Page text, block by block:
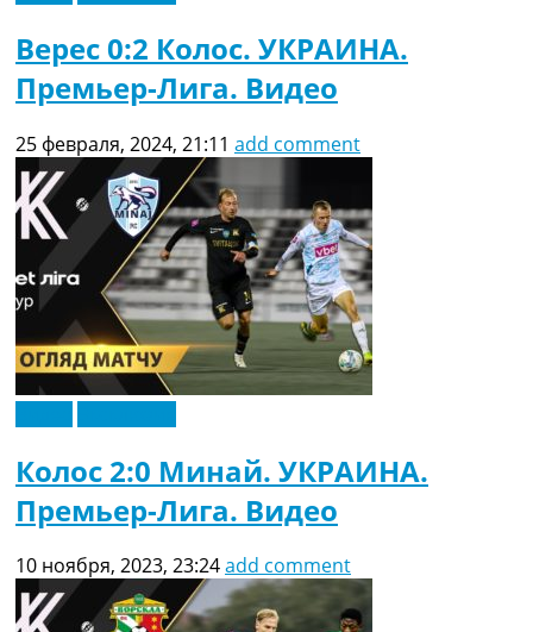
Верес 0:2 Колос. УКРАИНА.
Премьер-Лига. Видео
25 февраля, 2024, 21:11 add comment
Колос 2:0 Минай. УКРАИНА.
Премьер-Лига. Видео
10 ноября, 2023, 23:24add comment